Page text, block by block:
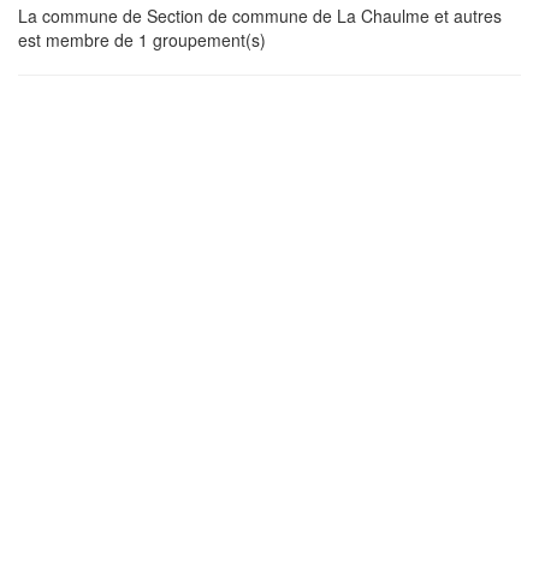
La commune de Section de commune de La Chaulme et autres
est membre de 1 groupement(s)